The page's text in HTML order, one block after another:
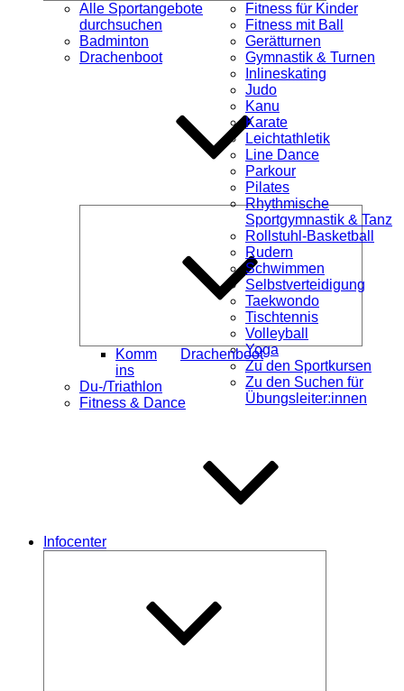
Alle Sportangebote
durchsuchen
Badminton
Drachenboot
öffnen
Komm
ins
Drachenboot
Du-/Triathlon
Fitness & Dance
Fitness für Kinder
Fitness mit Ball
Gerätturnen
Gymnastik & Turnen
Inlineskating
Judo
Kanu
Karate
Leichtathletik
Line Dance
Parkour
Pilates
Rhythmische
Sportgymnastik & Tanz
Rollstuhl-Basketball
Rudern
Schwimmen
Selbstverteidigung
Taekwondo
Tischtennis
Volleyball
Yoga
Zu den Sportkursen
Zu den Suchen für
Übungsleiter:innen
Infocenter